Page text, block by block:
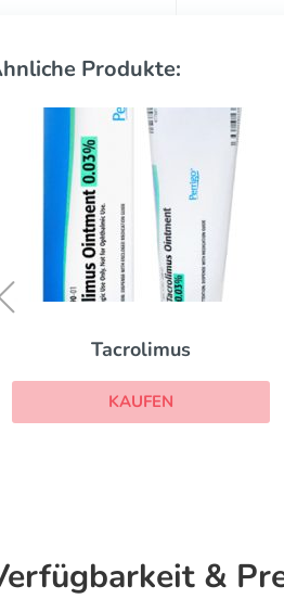
Produkte:
Diproderm
KAUFEN
&